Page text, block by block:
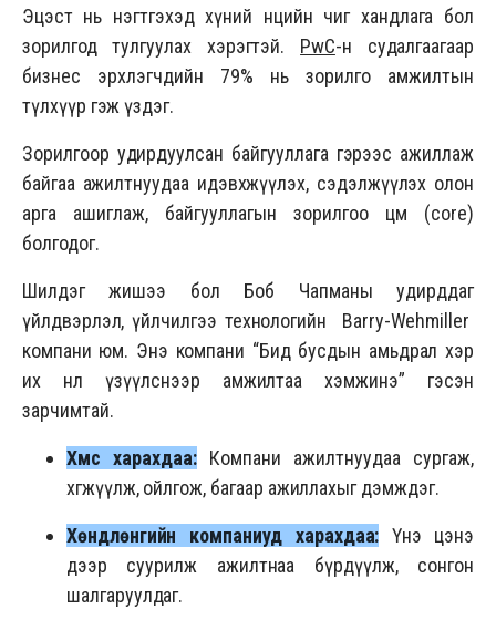
Эцэст нь нэгтгэхэд хүний нөөцийн чиг хандлага бол
зорилгод тулгуулах хэрэгтэй. PwC-н судалгаагаар
бизнес эрхлэгчдийн 79% нь зорилго амжилтын
түлхүүр гэж үздэг.
Зорилгоор удирдуулсан байгууллага гэрээс ажиллаж
байгаа ажилтнуудаа идэвхжүүлэх, сэдэлжүүлэх олон
арга ашиглаж, байгууллагын зорилгоо цөм (core)
болгодог.
Шилдэг жишээ бол Боб Чапманы удирддаг
үйлдвэрлэл, үйлчилгээ технологийн Barry-Wehmiller
компани юм. Энэ компани “Бид бусдын амьдрал хэр
их нөлөө үзүүлснээр амжилтаа хэмжинэ” гэсэн
зарчимтай.
Хүмүүс харахдаа:Компани ажилтнуудаа сургаж,
хөгжүүлж, ойлгож, багаар ажиллахыг дэмждэг.
Хөндлөнгийн компаниуд харахдаа: Үнэ цэнэ
дээр суурилж ажилтнаа бүрдүүлж, сонгон
шалгаруулдаг.